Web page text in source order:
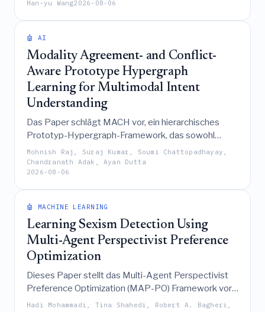
Repetition einen invertierten U-Effekt erzeugt, bei
dem die Wahrscheinlichkeit mit zunehmender
Repetition erst ansteigt und dann abnimmt, was die
Annahme infrage stellt, dass Repetitionseffekte
unabhängig von der Ausleseposition einheitlich sind.
Han-yu Wang2026-08-06
🤖 AI
Modality Agreement- and Conflict-
Aware Prototype Hypergraph
Learning for Multimodal Intent
Understanding
Das Paper schlägt MACH vor, ein hierarchisches
Prototyp-Hypergraph-Framework, das sowohl
Modalitätsübereinstimmung als auch -konflikt
explizit als distinkte relationale Strukturen modelliert,
um die multimodale Intentionserkennung zu
verbessern, indem informative Unstimmigkeiten
Mohnish Raj, Suraj Kumar, Soumi Chattopadhayay,
Chandranath Adak, Ayan Dutta
2026-08-06
🤖 MACHINE LEARNING
Learning Sexism Detection Using
Multi-Agent Perspectivist Preference
Optimization
Dieses Paper stellt das Multi-Agent Perspectivist
Preference Optimization (MAP-PO) Framework vor,
welches die Uneinigkeit von Annotatoren bei der
Hadi Mohammadi, Tina Shahedi, Robert A. Bagheri,